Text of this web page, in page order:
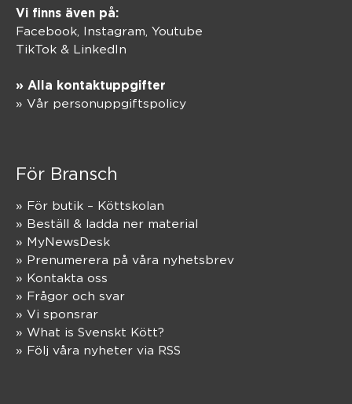
Vi finns även på:
Facebook, Instagram Youtube
TikTok & LinkedIn
» Alla kontaktuppgifter
» Vår personuppgiftspolicy
För Bransch
» För butik – Köttskolan
» Beställ & ladda ner material
» MyNewsDesk
» Prenumerera på våra nyhetsbrev
» Kontakta oss
» Frågor och svar
» Vi sponsrar
» What is Svenskt Kött?
» Följ våra nyheter via RSS